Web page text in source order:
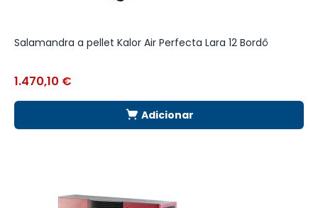
Salamandra a pellet Kalor Air Perfecta Lara 12 Bordô
1.470,10 €
Adicionar